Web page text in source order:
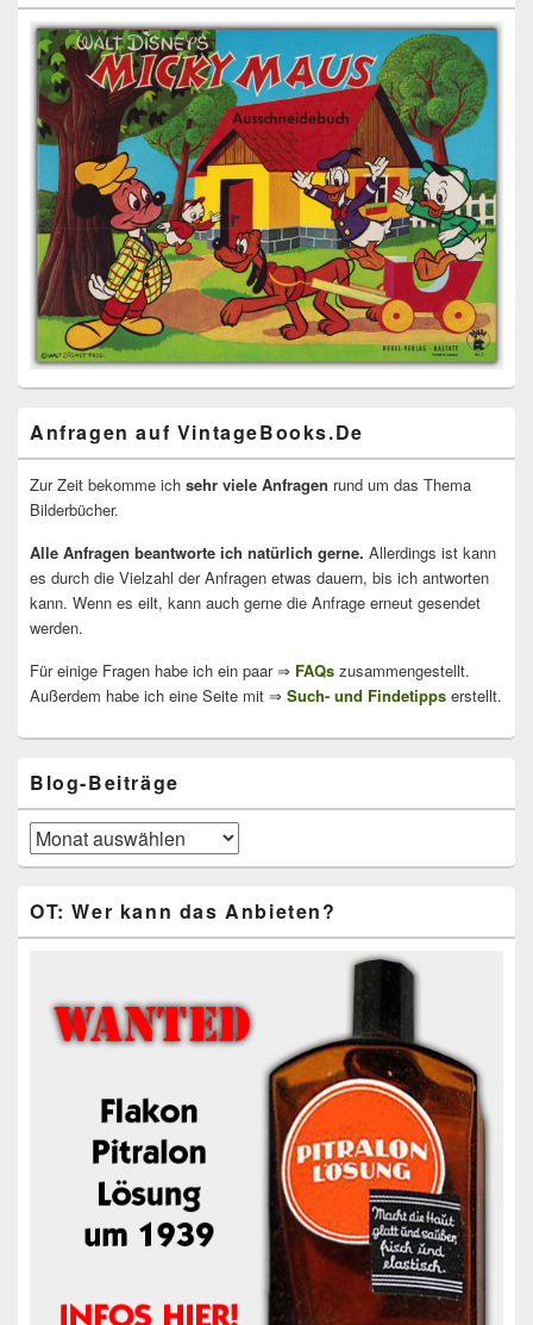
Anfragen auf VintageBooks.De
Zur Zeit bekomme ich sehr viele Anfragen rund um das Thema
Bilderbücher.
Alle Anfragen beantworte ich natürlich gerne. Allerdings ist kann
es durch die Vielzahl der Anfragen etwas dauern, bis ich antworten
kann. Wenn es eilt, kann auch gerne die Anfrage erneut gesendet
werden.
Für einige Fragen habe ich ein paar ⇒ FAQs zusammengestellt.
Außerdem habe ich eine Seite mit ⇒ Such- und Findetipps erstellt.
Blog-Beiträge
Blog-
Beiträge
OT: Wer kann das Anbieten?